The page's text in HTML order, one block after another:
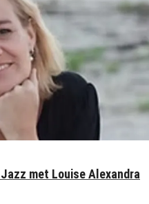
met Louise Alexandra